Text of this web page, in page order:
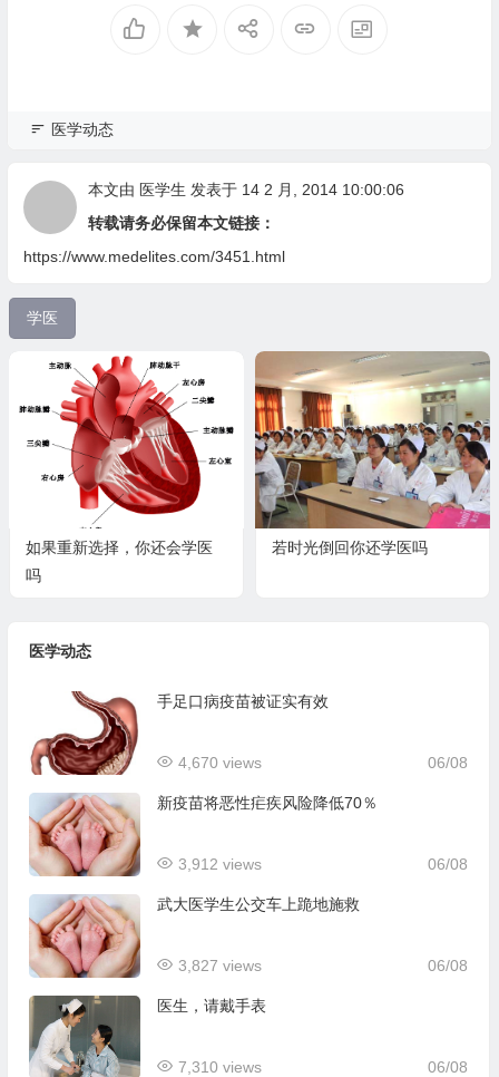
医学动态
本文由 医学生 发表于 14 2 月, 2014 10:00:06
转载请务必保留本文链接：
https://www.medelites.com/3451.html
学医
如果重新选择，你还会学医
吗
若时光倒回你还学医吗
医学动态
手足口病疫苗被证实有效
06/08
4,670 views
新疫苗将恶性疟疾风险降低70％
06/08
3,912 views
武大医学生公交车上跪地施救
06/08
3,827 views
医生，请戴手表
06/08
7,310 views